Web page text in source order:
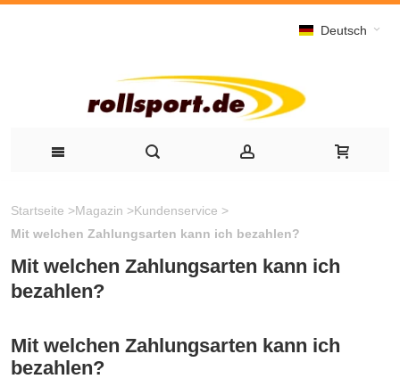
Deutsch
Startseite >Magazin >Kundenservice >
Mit welchen Zahlungsarten kann ich bezahlen?
Mit welchen Zahlungsarten kann ich
bezahlen?
Mit welchen Zahlungsarten kann ich
bezahlen?